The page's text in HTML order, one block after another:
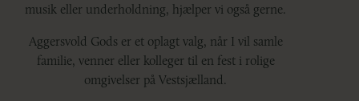
musik eller underholdning, hjælper vi også gerne.
Aggersvold Gods er et oplagt valg, når I vil samle
familie, venner eller kolleger til en fest i rolige
omgivelser på Vestsjælland.